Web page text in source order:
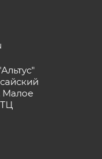
Малое